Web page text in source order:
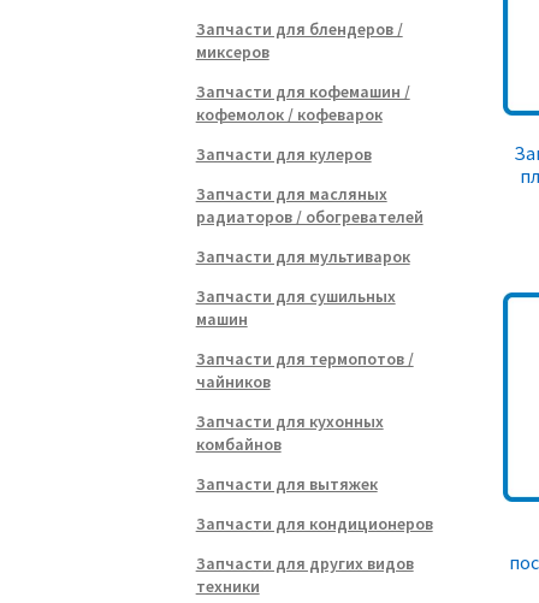
Запчасти для блендеров /
миксеров
Запчасти для кофемашин /
кофемолок / кофеварок
Запчасти для кулеров
Запчасти для масляных
радиаторов / обогревателей
Запчасти для мультиварок
Запчасти для сушильных
машин
Запчасти для термопотов /
чайников
Запчасти для кухонных
комбайнов
Запчасти для вытяжек
Запчасти для кондиционеров
Запчасти для других видов
техники